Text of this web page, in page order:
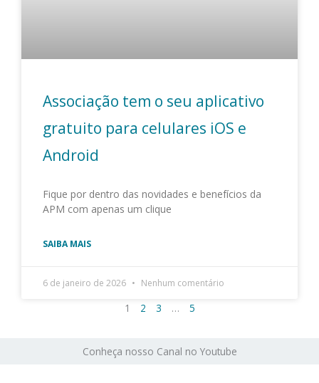
Associação tem o seu aplicativo
gratuito para celulares iOS e
Android
Fique por dentro das novidades e benefícios da
APM com apenas um clique
SAIBA MAIS
6 de janeiro de 2026 Nenhum comentário
1 2 3 … 5
Conheça nosso Canal no Youtube